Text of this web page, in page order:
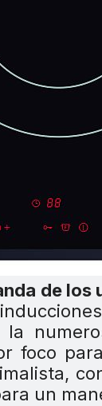
de los
foco
un